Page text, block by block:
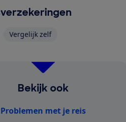
Vergelijk zelf
Bekijk ook
Problemen met je reis